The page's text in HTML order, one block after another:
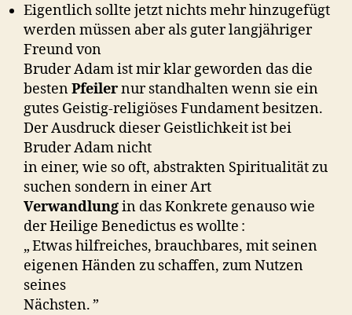
Eigentlich sollte jetzt nichts mehr hinzugefügt
werden müssen aber als guter langjähriger
Freund von
Bruder Adam ist mir klar geworden das die
bestenPfeilernur standhalten wenn sie ein
gutes Geistig-religiöses Fundament besitzen.
Der Ausdruck dieser Geistlichkeit ist bei
Bruder Adam nicht
in einer, wie so oft, abstrakten Spiritualität zu
suchen sondern in einer Art
Verwandlungin das Konkrete genauso wie
der Heilige Benedictus es wollte :
„ Etwas hilfreiches, brauchbares, mit seinen
eigenen Händen zu schaffen, zum Nutzen
seines
Nächsten. ”